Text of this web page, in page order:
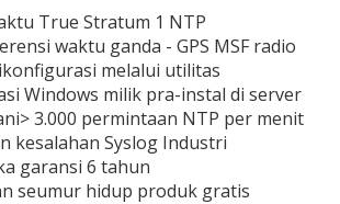
True Stratum 1 NTP
waktu ganda - GPS MSF radio
melalui utilitas
Windows milik pra-instal di server
3.000 permintaan NTP per menit
kesalahan Syslog Industri
garansi 6 tahun
seumur hidup produk gratis